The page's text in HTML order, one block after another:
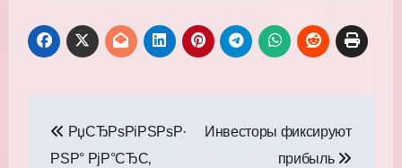
по
РџСЂРѕРіРЅРѕР·
РЅР° РјР°СЂС‚
Инвесторы фиксируют
прибыль